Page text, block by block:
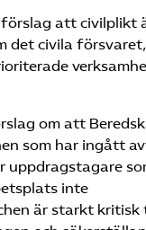
förslag att civilplikt
det civila
om att
som har ingått
inte
är starkt